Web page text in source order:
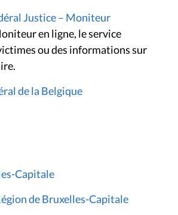
Justice – Moniteur
en ligne, le service
ou des informations sur
de la Belgique
Capitale
de Bruxelles-Capitale